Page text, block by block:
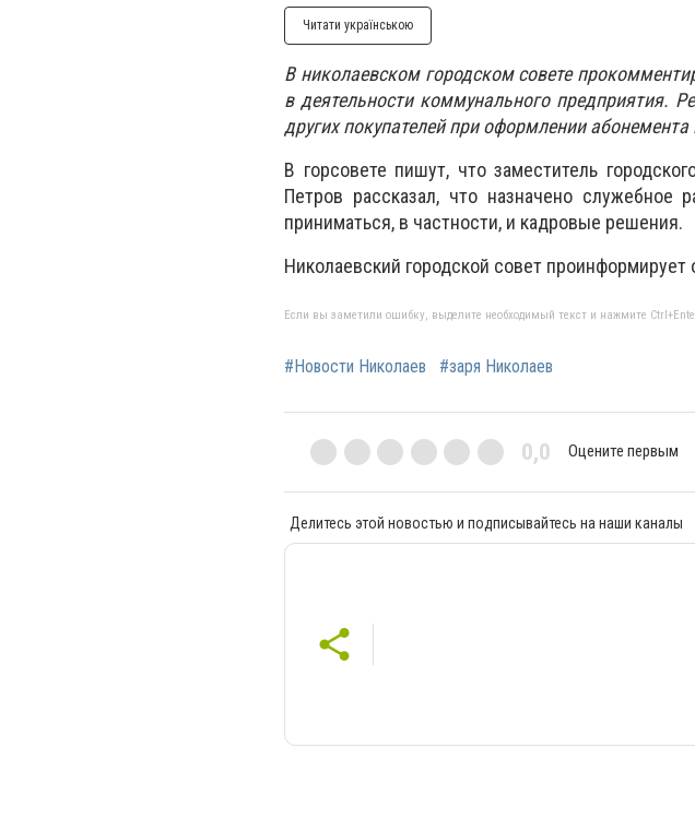
Читати українською
В николаевском городском совете
в деятельности коммунального предприятия.
других покупателей при оформлении
В горсовете пишут, что заместитель
Петров рассказал, что назначено служебное
приниматься, в частности, и кадровые решения.
Николаевский городской совет проинформирует
Если вы заметили ошибку, выделите необходимый текст и нажмите
#Новости Николаев #заря Николаев
0,0 Оцените первым
Делитесь этой новостью и подписывайтесь на наши каналы